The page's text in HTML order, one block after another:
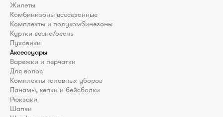
Жилеты
Комбинизоны всесезонные
Комплекты и полукомбинезоны
Куртки весна/осень
Пуховики
Аксессуары
Варежки и перчатки
Для волос
Комплекты головных уборов
Панамы, кепки и бейсболки
Рюкзаки
Шапки